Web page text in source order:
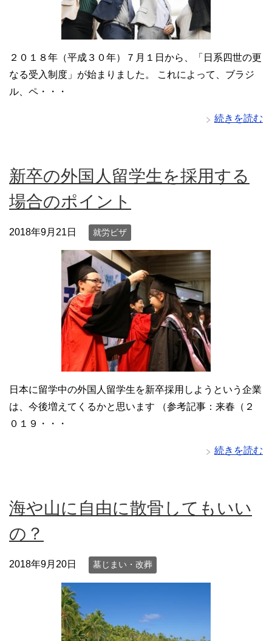
２０１８年（平成３０年）７月１日から、「日系四世の更
なる受入制度」が始まりました。 これによって、ブラジ
ル、ペ・・・
続きを読む
新卒の外国人留学生を採用する
場合のポイント
2018年9月21日 就労ビザ
日本に留学中の外国人留学生を新卒採用しようという企業
は、今後増えてくるかと思います （参考記事：来春（２
０１９・・・
続きを読む
海や山に自由に散骨してもいい
の？
2018年9月20日 墓じまい・改葬